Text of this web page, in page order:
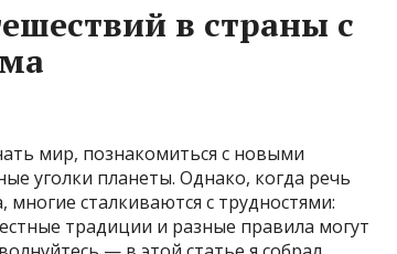
в страны с
мир, познакомиться с новыми
уголки планеты. Однако, когда речь
многие сталкиваются с трудностями:
традиции и разные правила могут